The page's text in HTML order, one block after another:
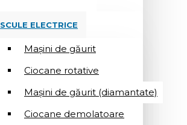
SCULE ELECTRICE
Mașini de găurit
Ciocane rotative
Mașini de găurit (diamantate)
Ciocane demolatoare